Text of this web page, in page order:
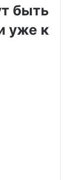
быть
уже к